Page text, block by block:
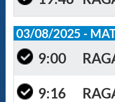
03/08/2025 -
9:00
9:16